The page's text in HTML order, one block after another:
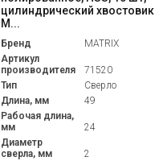
цилиндрический хвостовик
M...
Бренд
MATRIX
Артикул
производителя
71520
Тип
Сверло
Длина, мм
49
Рабочая длина,
мм
24
Диаметр
сверла, мм
2